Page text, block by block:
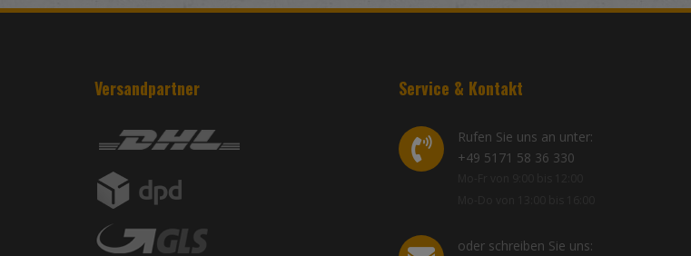
Versandpartner Service & Kontakt
Rufen Sie uns an unter:
+49 5171 58 36 330
oder schreiben Sie uns: